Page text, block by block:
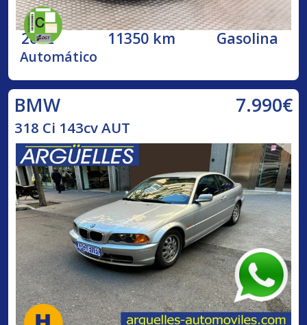
2022 11350 km Gasolina
Automático
BMW 7.990€
318 Ci 143cv AUT